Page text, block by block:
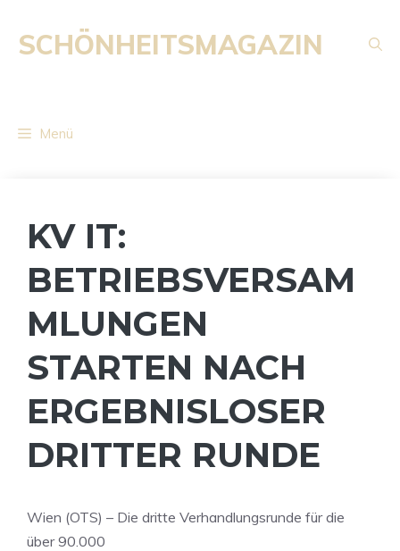
Inhalt
springen
SCHÖNHEITSMAGAZIN
Menü
KV IT:
BETRIEBSVERSAM
MLUNGEN
STARTEN NACH
ERGEBNISLOSER
DRITTER RUNDE
Wien (OTS) – Die dritte Verhandlungsrunde für die
über 90.000